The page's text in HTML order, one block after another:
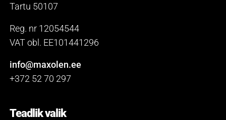
Tartu 50107
Reg. nr 12054544
VAT obl. EE101441296
info@maxolen.ee
+372 52 70 297
Teadlik valik